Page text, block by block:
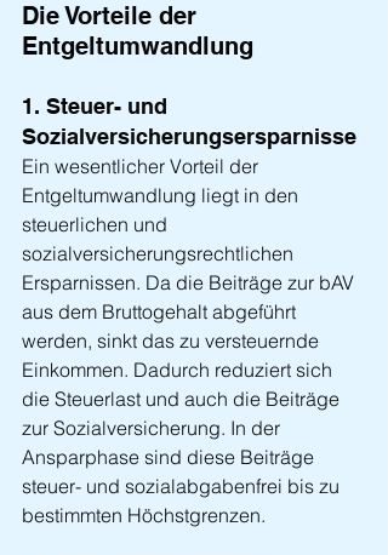
Die Vorteile der
Entgeltumwandlung
1. Steuer- und
Sozialversicherungsersparnisse
Ein wesentlicher Vorteil der
Entgeltumwandlung liegt in den
steuerlichen und
sozialversicherungsrechtlichen
Ersparnissen. Da die Beiträge zur bAV
aus dem Bruttogehalt abgeführt
werden, sinkt das zu versteuernde
Einkommen. Dadurch reduziert sich
die Steuerlast und auch die Beiträge
zur Sozialversicherung. In der
Ansparphase sind diese Beiträge
steuer- und sozialabgabenfrei bis zu
bestimmten Höchstgrenzen.